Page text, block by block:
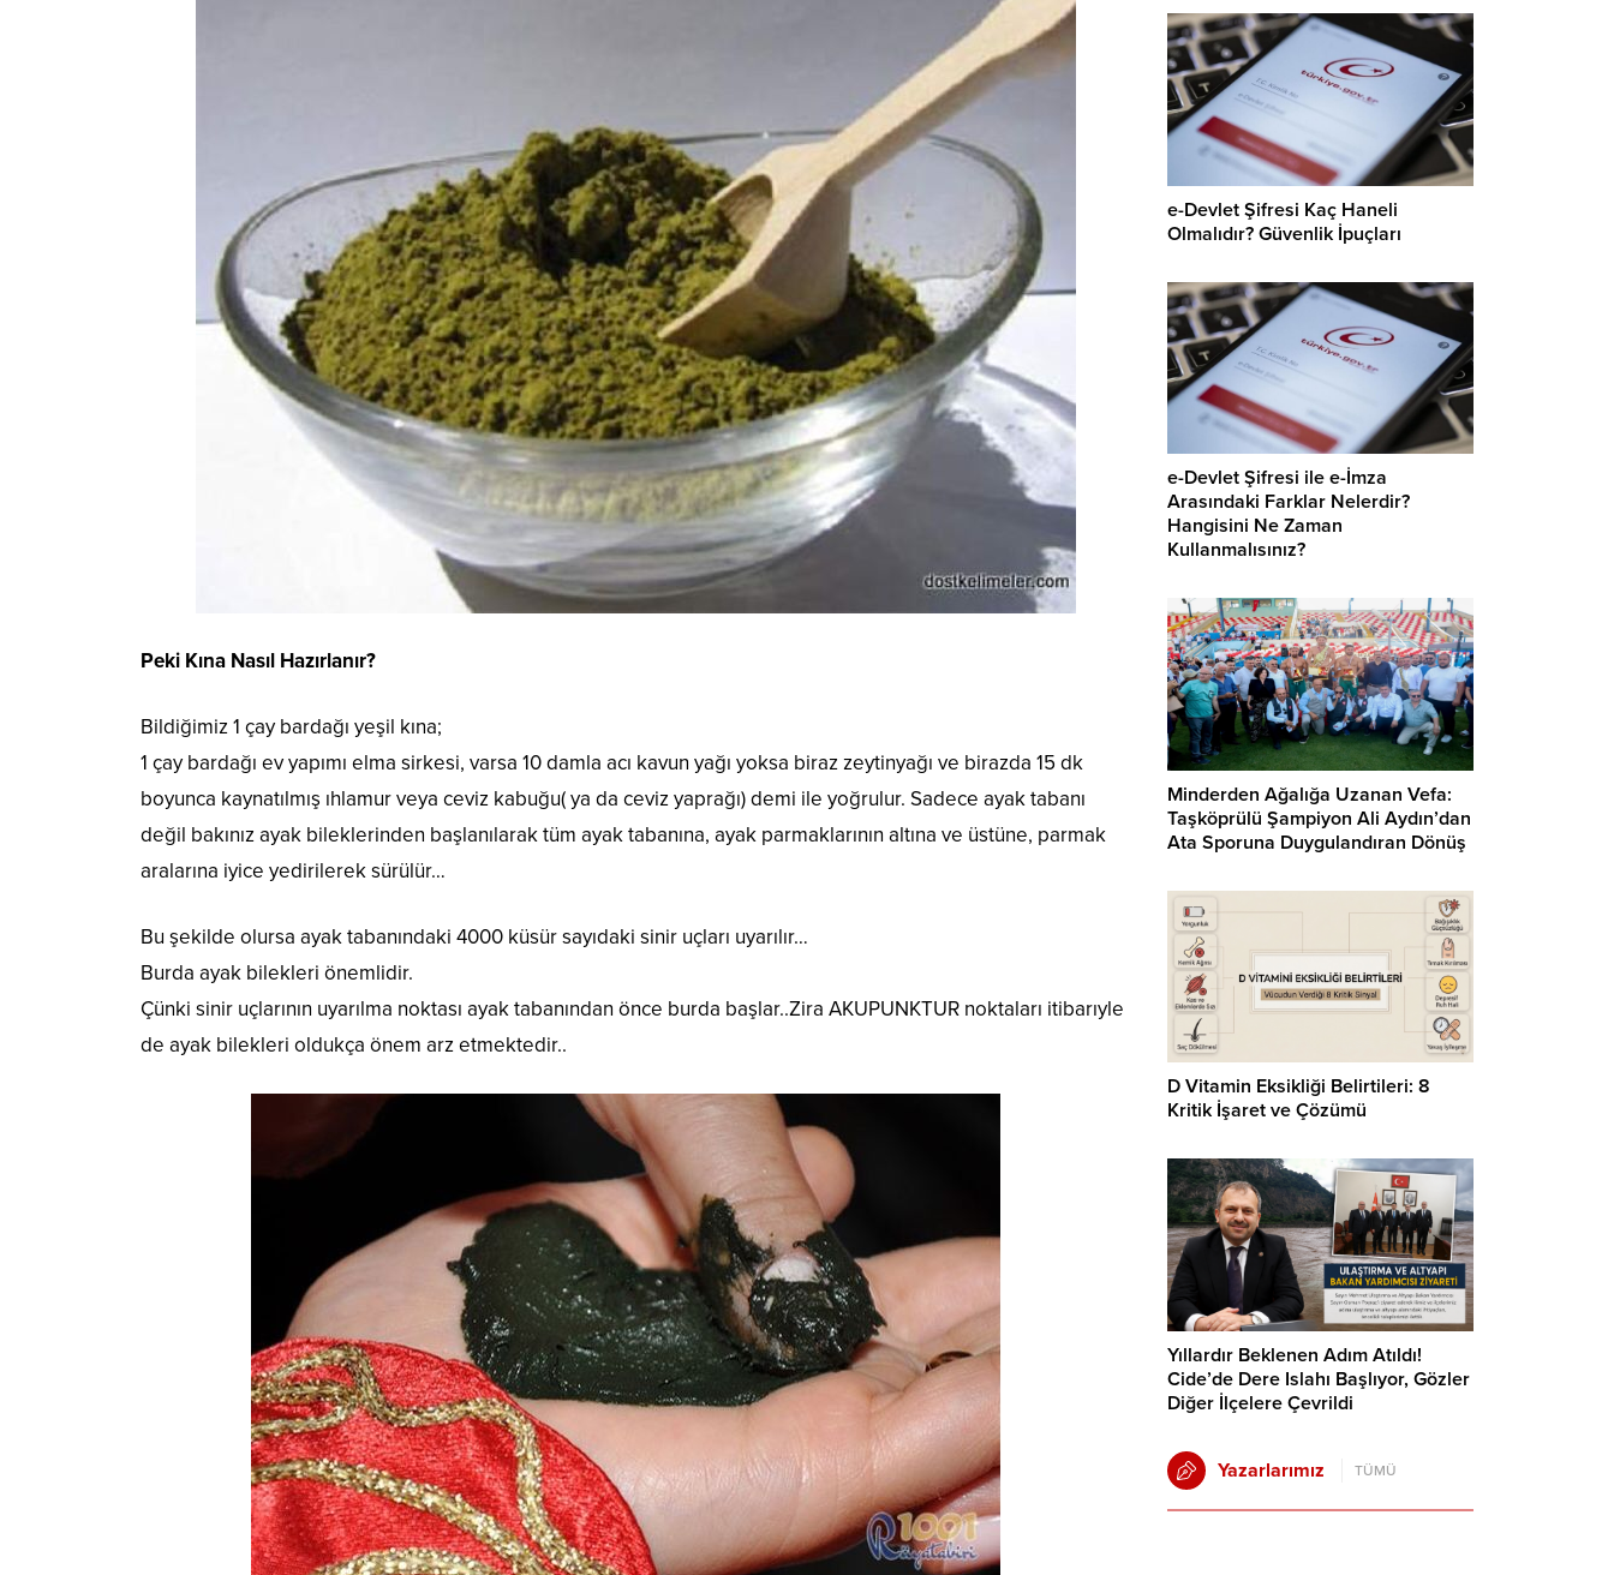
Peki Kına Nasıl Hazırlanır?
Bildiğimiz 1 çay bardağı yeşil kına;
1 çay bardağı ev yapımı elma sirkesi, varsa 10 damla acı kavun yağı yoksa biraz zeytinyağı ve birazda 15 dk
boyunca kaynatılmış ıhlamur veya ceviz kabuğu( ya da ceviz yaprağı) demi ile yoğrulur. Sadece ayak tabanı
değil bakınız ayak bileklerinden başlanılarak tüm ayak tabanına, ayak parmaklarının altına ve üstüne, parmak
aralarına iyice yedirilerek sürülür…
Bu şekilde olursa ayak tabanındaki 4000 küsür sayıdaki sinir uçları uyarılır…
Burda ayak bilekleri önemlidir.
Çünki sinir uçlarının uyarılma noktası ayak tabanından önce burda başlar..Zira AKUPUNKTUR noktaları itibarıyle
de ayak bilekleri oldukça önem arz etmektedir..
e-Devlet Şifresi Kaç Haneli
Olmalıdır? Güvenlik İpuçları
e-Devlet Şifresi ile e-İmza
Arasındaki Farklar Nelerdir?
Hangisini Ne Zaman
Kullanmalısınız?
Minderden Ağalığa Uzanan Vefa:
Taşköprülü Şampiyon Ali Aydın’dan
Ata Sporuna Duygulandıran Dönüş
D Vitamin Eksikliği Belirtileri: 8
Kritik İşaret ve Çözümü
Yıllardır Beklenen Adım Atıldı!
Cide’de Dere Islahı Başlıyor, Gözler
Diğer İlçelere Çevrildi
Yazarlarımız TÜMÜ